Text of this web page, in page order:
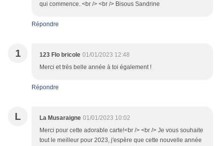
qui commence. <br /> <br /> Bisous Sandrine
Répondre
1 123 Flo bricole 01/01/2023 12:48
Merci et très belle année à toi également !
Répondre
L La Musaraigne 01/01/2023 10:02
Merci pour cette adorable carte!<br /> <br /> Je vous souhaite
tout le meilleur pour 2023, j'espère que cette nouvelle année